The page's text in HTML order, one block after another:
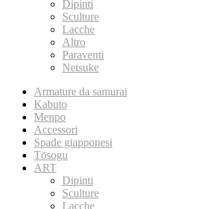
Dipinti
Sculture
Lacche
Altro
Paraventi
Netsuke
Armature da samurai
Kabuto
Menpo
Accessori
Spade giapponesi
Tōsogu
ART
Dipinti
Sculture
Lacche